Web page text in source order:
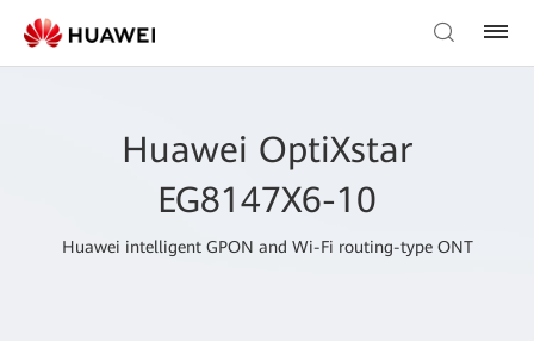
Huawei OptiXstar
EG8147X6-10
Huawei intelligent GPON and Wi-Fi routing-type ONT